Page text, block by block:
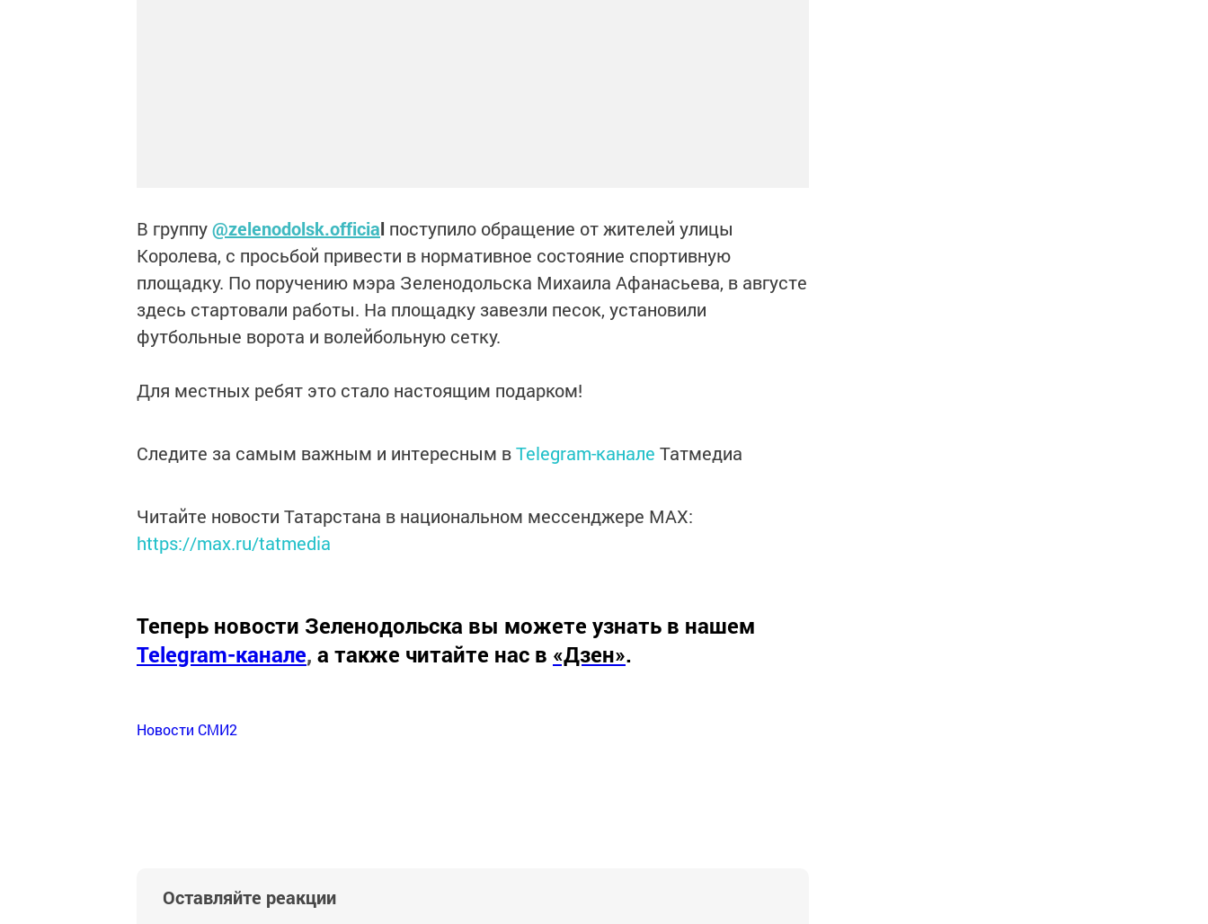
В группу@zelenodolsk.official поступило обращение от жителей улицы
Королева, с просьбой привести в нормативное состояние спортивную
площадку. По поручению мэра Зеленодольска Михаила Афанасьева, в августе
здесь стартовали работы. На площадку завезли песок, установили
футбольные ворота и волейбольную сетку.
Для местных ребят это стало настоящим подарком!
Следите за самым важным и интересным вTelegram-канале Татмедиа
Читайте новости Татарстана в национальном мессенджере MАХ:
https://max.ru/tatmedia
Теперь новости Зеленодольска вы можете узнать в нашем
Telegram-канале, а также читайте нас в «Дзен».
Новости СМИ2
Оставляйте реакции